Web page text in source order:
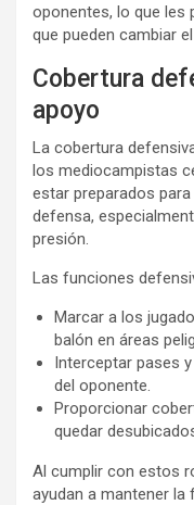
oponentes, lo que les
que pueden cambiar
Cobertura
apoyo
La cobertura
los mediocampistas
estar preparados
defensa,
presión.
Las funciones
Marcar a los
balón en áreas
Interceptar pases
del oponente.
Proporcionar
quedar
Al cumplir con estos
ayudan a mantener la